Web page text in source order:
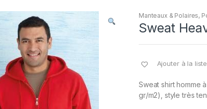
Manteaux & Polaires,
Sweat
Ajouter à la
Sweat shirt homme
gr/m2), style très